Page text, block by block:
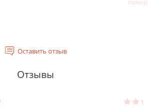
Оставить отзыв
Отзывы